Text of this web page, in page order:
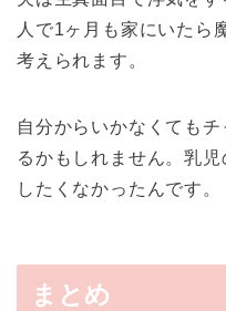
人で1ヶ月も家にいた
考えられます。
自分からいかなくても
るかもしれません。乳
したくなかったんです。
まとめ